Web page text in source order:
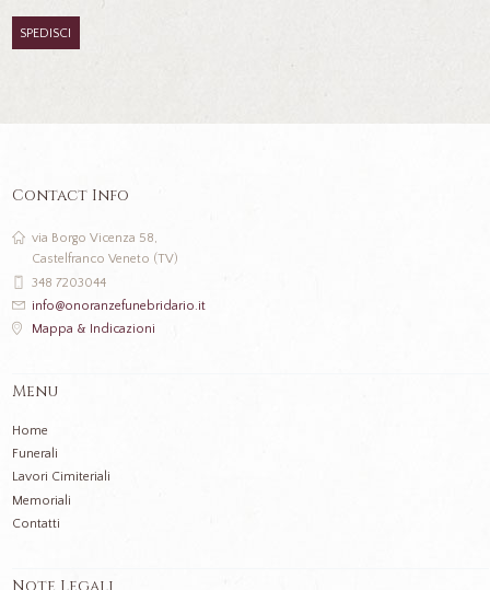
Contact Info
via Borgo Vicenza 58,
Castelfranco Veneto (TV)
348 7203044
info@onoranzefunebridario.it
Mappa & Indicazioni
Menu
Home
Funerali
Lavori Cimiteriali
Memoriali
Contatti
Note Legali